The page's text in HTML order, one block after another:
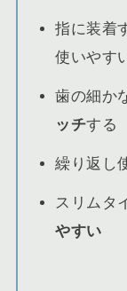
指に装着
使いやす
歯の細か
ッチする
繰り返し
スリムタ
やすい